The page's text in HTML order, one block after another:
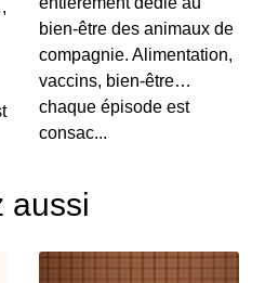
une histoire - Dacia
Y A 2 ANS
dans ce 22e épisode de Un
histoire. Place aujourd'hui à Dacia, la
une histoire - Volkswagen
du peuple est à l'honneur aujourd'hui.
l'histoire de Volkswagen et de son lo...
bien-être des animaux de
compagnie. Alimentation,
vaccins, bien-être…
chaque épisode est
consac...
aussi